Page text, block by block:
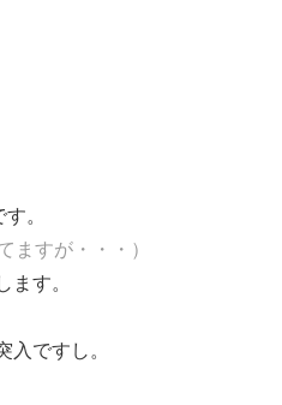
。
ますが・・・）
ます。
入ですし。